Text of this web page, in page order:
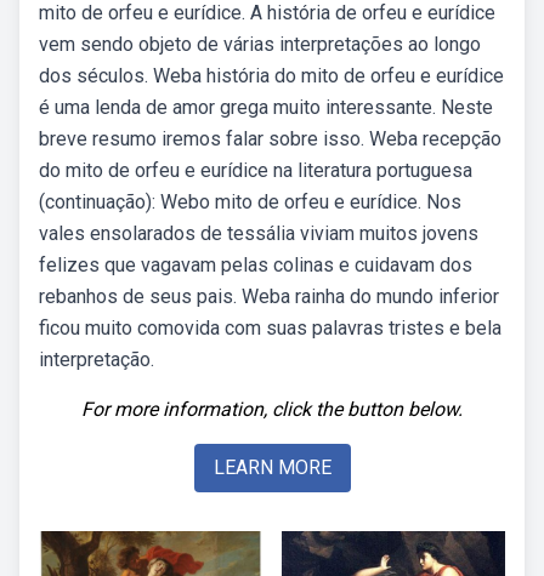
mito de orfeu e eurídice. A história de orfeu e eurídice
vem sendo objeto de várias interpretações ao longo
dos séculos. Weba história do mito de orfeu e eurídice
é uma lenda de amor grega muito interessante. Neste
breve resumo iremos falar sobre isso. Weba recepção
do mito de orfeu e eurídice na literatura portuguesa
(continuação): Webo mito de orfeu e eurídice. Nos
vales ensolarados de tessália viviam muitos jovens
felizes que vagavam pelas colinas e cuidavam dos
rebanhos de seus pais. Weba rainha do mundo inferior
ficou muito comovida com suas palavras tristes e bela
interpretação.
For more information, click the button below.
LEARN MORE